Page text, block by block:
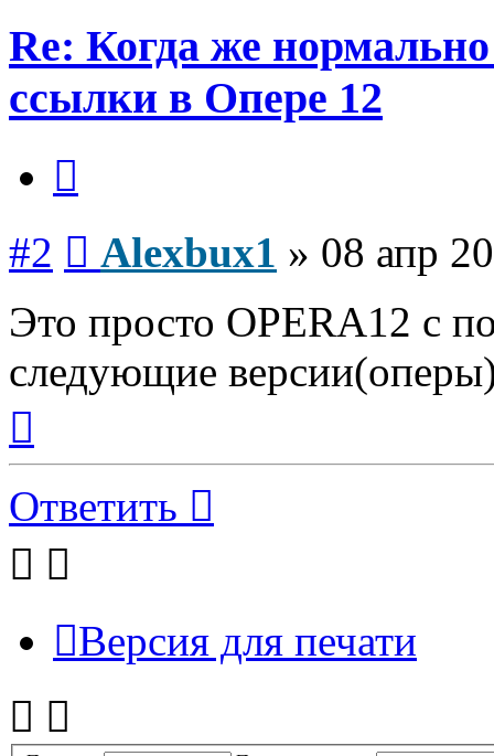
Re: Когда же
ссылки в Опере 12
#2 Alexbux1 » 08 апр
Это просто OPERA12 с
следующие
началу
Ответить
Версия для печати